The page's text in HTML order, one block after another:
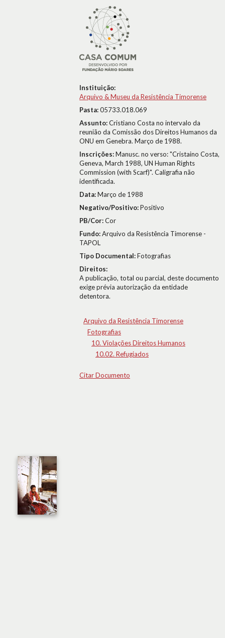
Instituição:
Arquivo & Museu da Resistência Timorense
Pasta:05733.018.069
Assunto:Cristiano Costa no intervalo da
reunião da Comissão dos Direitos Humanos da
ONU em Genebra. Março de 1988.
Inscrições:Manusc. no verso: "Cristaino Costa,
Geneva, March 1988, UN Human Rights
Commission (with Scarf)". Caligrafia não
identificada.
Data:Março de 1988
Negativo/Positivo:Positivo
PB/Cor:Cor
Fundo:Arquivo da Resistência Timorense -
TAPOL
Tipo Documental:Fotografias
Direitos:
A publicação, total ou parcial, deste documento
exige prévia autorização da entidade
detentora.
Arquivo da Resistência Timorense
Fotografias
10. Violações Direitos Humanos
10.02. Refugiados
Citar Documento